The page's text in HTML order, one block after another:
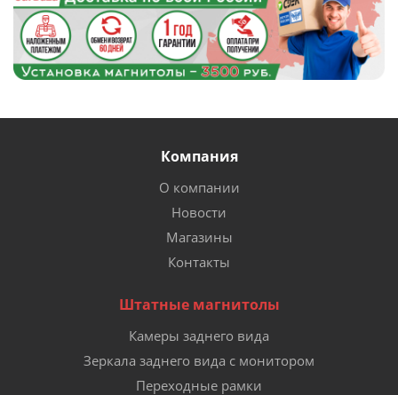
Компания
О компании
Новости
Магазины
Контакты
Штатные магнитолы
Камеры заднего вида
Зеркала заднего вида с монитором
Переходные рамки